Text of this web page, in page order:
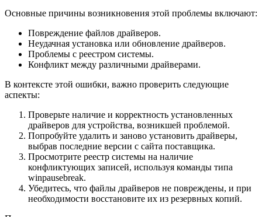
Основные причины возникновения этой проблемы включают:
Повреждение файлов драйверов.
Неудачная установка или обновление драйверов.
Проблемы с реестром системы.
Конфликт между различными драйверами.
В контексте этой ошибки, важно проверить следующие
аспекты:
Проверьте наличие и корректность установленных
драйверов для устройства, возникшей проблемой.
Попробуйте удалить и заново установить драйверы,
выбрав последние версии с сайта поставщика.
Просмотрите реестр системы на наличие
конфликтующих записей, используя команды типа
winpausebreak.
Убедитесь, что файлы драйверов не повреждены, и при
необходимости восстановите их из резервных копий.